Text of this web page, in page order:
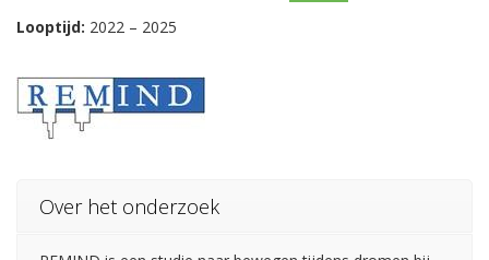
Looptijd: 2022 – 2025
Over het onderzoek